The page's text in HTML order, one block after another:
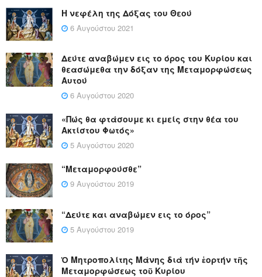
Η νεφέλη της Δόξας του Θεού
6 Αυγούστου 2021
Δεύτε αναβώμεν εις το όρος του Κυρίου και
θεασώμεθα την δόξαν της Μεταμορφώσεως
Αυτού
6 Αυγούστου 2020
«Πώς θα φτάσουμε κι εμείς στην θέα του
Ακτίστου Φωτός»
5 Αυγούστου 2020
“Μεταμορφούσθε”
9 Αυγούστου 2019
“Δεύτε και αναβώμεν εις το όρος”
5 Αυγούστου 2019
Ὁ Μητροπολίτης Μάνης διά τήν ἑορτήν τῆς
Μεταμορφώσεως τοῦ Κυρίου